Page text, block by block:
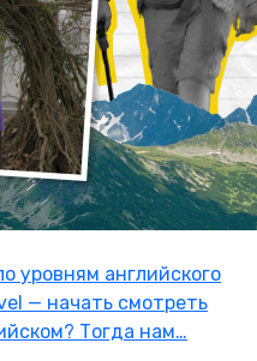
уровням английского
— начать смотреть
Тогда нам…